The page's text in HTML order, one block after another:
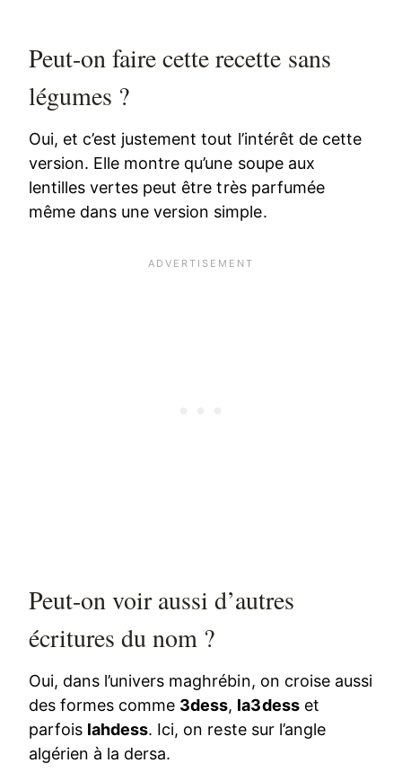
Peut-on faire cette recette sans
légumes ?
Oui, et c’est justement tout l’intérêt de cette
version. Elle montre qu’une soupe aux
lentilles vertes peut être très parfumée
même dans une version simple.
Peut-on voir aussi d’autres
écritures du nom ?
Oui, dans l’univers maghrébin, on croise aussi
des formes comme 3dess, la3desset
parfois lahdess. Ici, on reste sur l’angle
algérien à la dersa.